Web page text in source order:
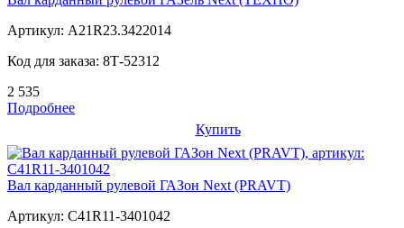
Артикул: A21R23.3422014
Код для заказа: 8Т-52312
2 535
Подробнее
Купить
Вал карданный рулевой ГАЗон Next (PRAVT)
Артикул: C41R11-3401042